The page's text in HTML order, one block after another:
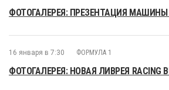
ФОТОГАЛЕРЕЯ: ПРЕЗЕНТАЦИЯ МАШИНЫ
16 января в 7:30 ФОРМУЛА 1
ФОТОГАЛЕРЕЯ: НОВАЯ ЛИВРЕЯ RACING